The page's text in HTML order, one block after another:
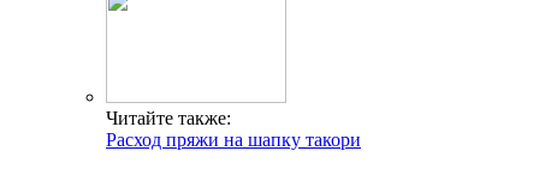
Читайте также:
Расход пряжи на шапку такори